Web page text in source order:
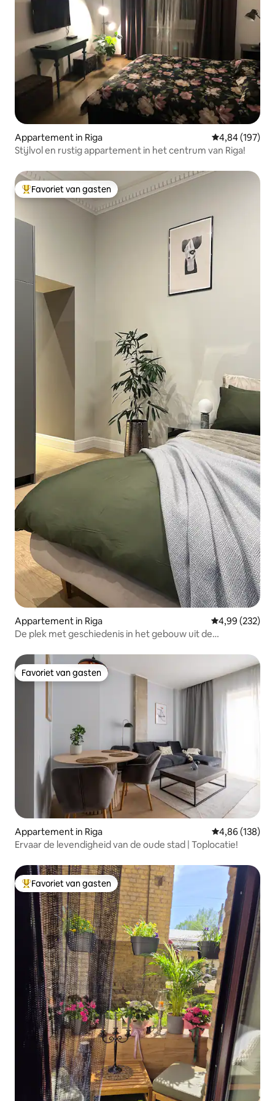
Appartement in Riga Gemiddelde
4,84 (197)
Stijlvol en rustig appartement in het centrum van Riga!
Topfavoriet van gasten
Favoriet van gasten
Appartement in Riga Gemiddelde
4,99 (232)
De plek met geschiedenis in het gebouw uit de
Favoriet van gasten
Favoriet van gasten
Appartement in Riga Gemiddelde
4,86 (138)
Ervaar de levendigheid van de oude stad | Toplocatie!
Topfavoriet van gasten
Favoriet van gasten